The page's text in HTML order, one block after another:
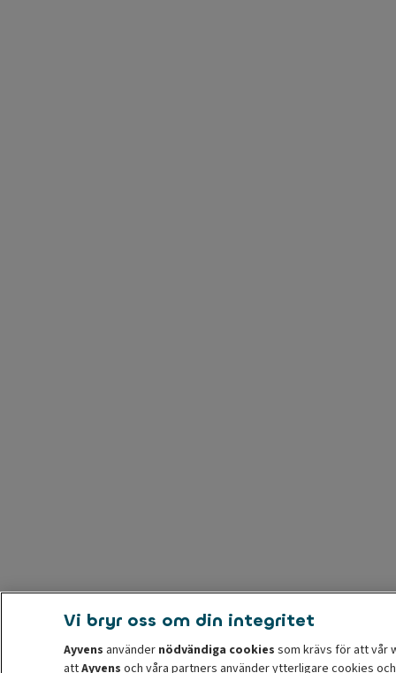
Vi bryr oss om din integritet
Ayvens använder nödvändiga cookies som krävs för att vår
attAyvens och våra partners använder ytterligare cookies